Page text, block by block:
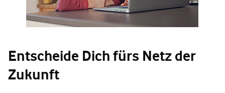
Entscheide Dich fürs Netz der
Zukunft